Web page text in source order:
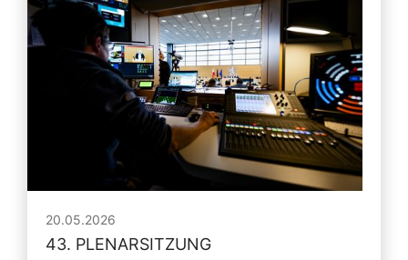
20.05.2026
43. PLENARSITZUNG